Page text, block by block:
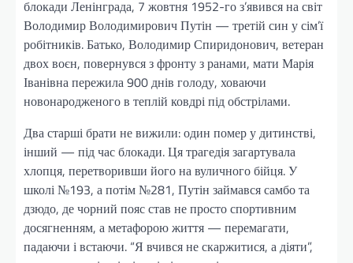
блокади Ленінграда, 7 жовтня 1952-го з’явився на світ
Володимир Володимирович Путін — третій син у сім’ї
робітників. Батько, Володимир Спиридонович, ветеран
двох воєн, повернувся з фронту з ранами, мати Марія
Іванівна пережила 900 днів голоду, ховаючи
новонародженого в теплій ковдрі під обстрілами.
Два старші брати не вижили: один помер у дитинстві,
інший — під час блокади. Ця трагедія загартувала
хлопця, перетворивши його на вуличного бійця. У
школі №193, а потім №281, Путін займався самбо та
дзюдо, де чорний пояс став не просто спортивним
досягненням, а метафорою життя — перемагати,
падаючи і встаючи. “Я вчився не скаржитися, а діяти”,